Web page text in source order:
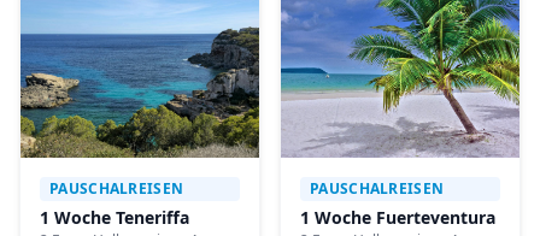
PAUSCHALREISEN
1 Woche Teneriffa
PAUSCHALREISEN
1 Woche Fuerteventura